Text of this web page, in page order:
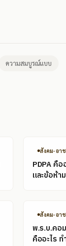
ความสมบูรณ์แบบ
สังคม-อา
PDPA คือ
และข้อห้า
สังคม-อา
พ.ร.บ.คอ
คืออะไร